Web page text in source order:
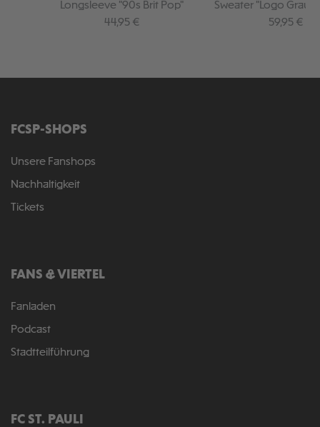
Longsleeve "90s Brit Pop"
Regulärer Preis:
44,95 €
Sweater "Logo Grau
Regulärer
59,95 €
FCSP-SHOPS
Unsere Fanshops
Nachhaltigkeit
Tickets
FANS & VIERTEL
Fanladen
Podcast
Stadtteilführung
FC ST. PAULI